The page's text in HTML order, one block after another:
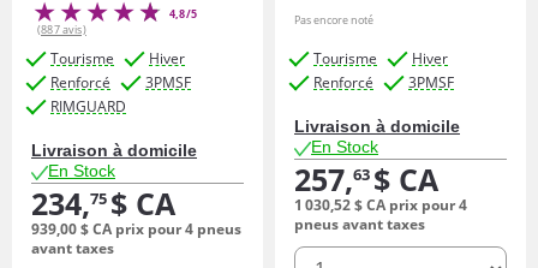
4,8/5
(887 avis)
Tourisme
Hiver
Renforcé
3PMSF
RIMGUARD
Livraison à domicile
En Stock
234,75 $ CA
939,00$ CA prix pour 4 pneus
avant taxes
Pas encore noté
Tourisme
Hiver
Renforcé
3PMSF
Livraison à domicile
En Stock
257,63 $ CA
1 030,52$ CA prix pour 4
pneus avant taxes
quantité